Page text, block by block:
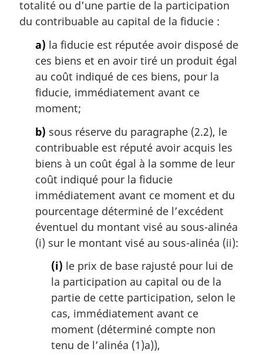
:
totalité ou d’une partie de la participation
du contribuable au capital de la fiducie :
a) la fiducie est réputée avoir disposé de
ces biens et en avoir tiré un produit égal
au coût indiqué de ces biens, pour la
fiducie, immédiatement avant ce
moment;
b) sous réserve du paragraphe (2.2), le
contribuable est réputé avoir acquis les
biens à un coût égal à la somme de leur
coût indiqué pour la fiducie
immédiatement avant ce moment et du
pourcentage déterminé de l’excédent
éventuel du montant visé au sous-alinéa
(i) sur le montant visé au sous-alinéa (ii):
(i) le prix de base rajusté pour lui de
la participation au capital ou de la
partie de cette participation, selon le
cas, immédiatement avant ce
moment (déterminé compte non
tenu de l’alinéa (1)a)),